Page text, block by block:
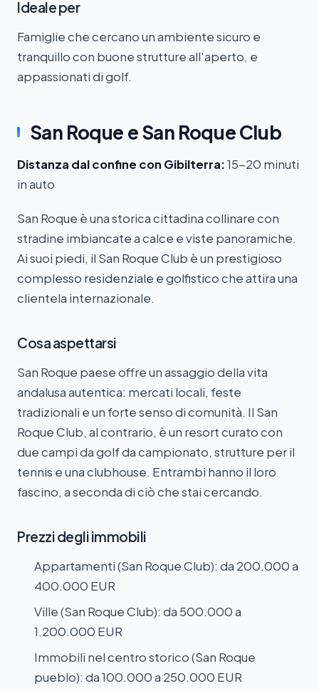
Ideale per
Famiglie che cercano un ambiente sicuro e
tranquillo con buone strutture all'aperto, e
appassionati di golf.
San Roque e San Roque Club
Distanza dal confine con Gibilterra:15-20 minuti
in auto
San Roque è una storica cittadina collinare con
stradine imbiancate a calce e viste panoramiche.
Ai suoi piedi, il San Roque Club è un prestigioso
complesso residenziale e golfistico che attira una
clientela internazionale.
Cosa aspettarsi
San Roque paese offre un assaggio della vita
andalusa autentica: mercati locali, feste
tradizionali e un forte senso di comunità. Il San
Roque Club, al contrario, è un resort curato con
due campi da golf da campionato, strutture per il
tennis e una clubhouse. Entrambi hanno il loro
fascino, a seconda di ciò che stai cercando.
Prezzi degli immobili
Appartamenti (San Roque Club): da 200.000 a
400.000 EUR
Ville (San Roque Club): da 500.000 a
1.200.000 EUR
Immobili nel centro storico (San Roque
pueblo): da 100.000 a 250.000 EUR